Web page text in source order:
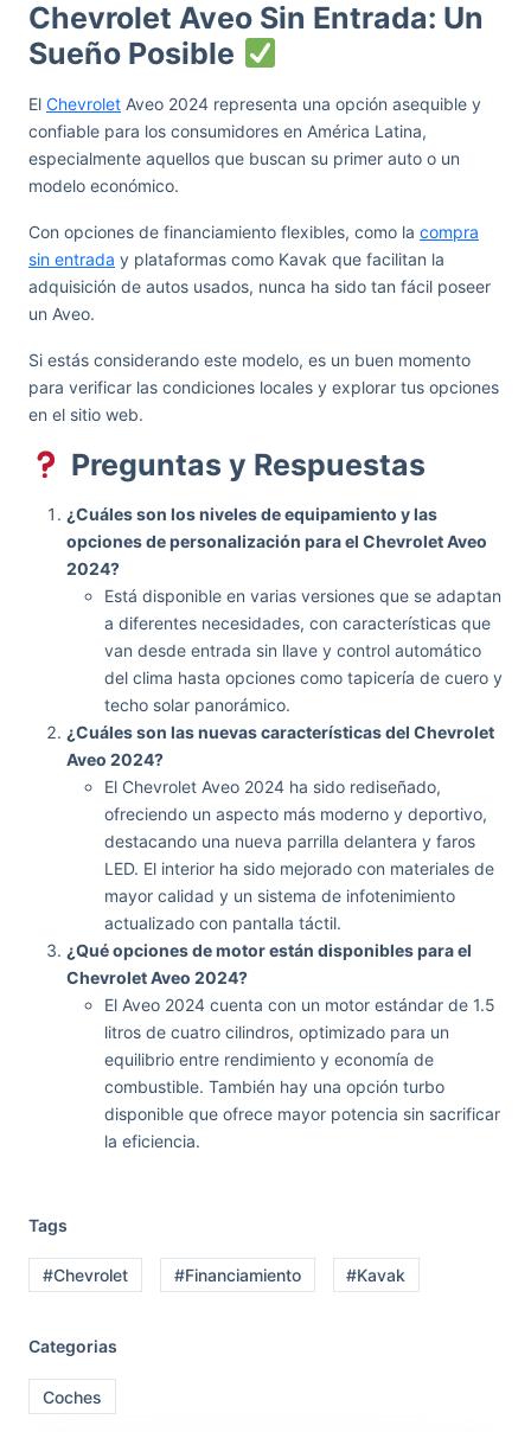
Chevrolet Aveo Sin Entrada: Un
Sueño Posible
El Chevrolet Aveo 2024 representa una opción asequible y
confiable para los consumidores en América Latina,
especialmente aquellos que buscan su primer auto o un
modelo económico.
Con opciones de financiamiento flexibles, como la compra
sin entrada y plataformas como Kavak que facilitan la
adquisición de autos usados, nunca ha sido tan fácil poseer
un Aveo.
Si estás considerando este modelo, es un buen momento
para verificar las condiciones locales y explorar tus opciones
en el sitio web.
Preguntas y Respuestas
¿Cuáles son los niveles de equipamiento y las
opciones de personalización para el Chevrolet Aveo
2024?
Está disponible en varias versiones que se adaptan
a diferentes necesidades, con características que
van desde entrada sin llave y control automático
del clima hasta opciones como tapicería de cuero y
techo solar panorámico.
¿Cuáles son las nuevas características del Chevrolet
Aveo 2024?
El Chevrolet Aveo 2024 ha sido rediseñado,
ofreciendo un aspecto más moderno y deportivo,
destacando una nueva parrilla delantera y faros
LED. El interior ha sido mejorado con materiales de
mayor calidad y un sistema de infotenimiento
actualizado con pantalla táctil.
¿Qué opciones de motor están disponibles para el
Chevrolet Aveo 2024?
El Aveo 2024 cuenta con un motor estándar de 1.5
litros de cuatro cilindros, optimizado para un
equilibrio entre rendimiento y economía de
combustible. También hay una opción turbo
disponible que ofrece mayor potencia sin sacrificar
la eficiencia.
Tags
#Chevrolet #Financiamiento #Kavak
Categorias
Coches